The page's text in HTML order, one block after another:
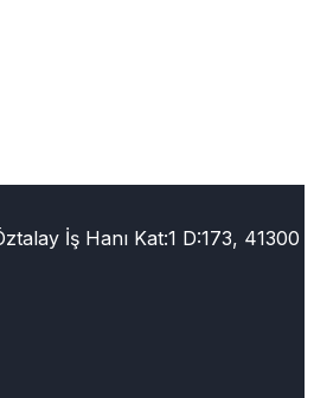
İş Hanı Kat:1 D:173, 41300